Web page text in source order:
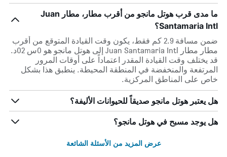
ما مدى قرب هوتل مانجو من أقرب مطار، مطار Juan
Santamaria Intl؟
ضمن مسافة 2.9 كم فقط، يكون وقت القيادة المتوقع من أقرب
مطار مطار Juan Santamaria Intl إلى هوتل مانجو هو 0س 02د.
قد يختلف وقت القيادة المقدر اعتماداً على أوقات المرور
المرتفعة والمنخفضة في المنطقة المحيطة. ينطبق هذا بشكل
خاص على المناطق المركزية.
هل يعتبر هوتل مانجو صديقاً للحيوانات الأليفة؟
هل يوجد مسبح في هوتل مانجو؟
عرض المزيد من الأسئلة الشائعة